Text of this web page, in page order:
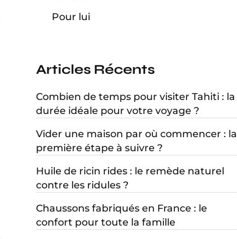
Pour lui
Articles Récents
Combien de temps pour visiter Tahiti : la
durée idéale pour votre voyage ?
Vider une maison par où commencer : la
première étape à suivre ?
Huile de ricin rides : le remède naturel
contre les ridules ?
Chaussons fabriqués en France : le
confort pour toute la famille